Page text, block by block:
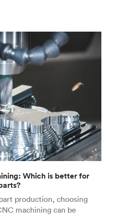
Which is better for
production, choosing
machining can be